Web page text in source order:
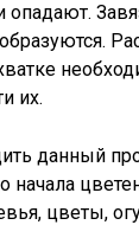
опадают.
их.
данный
начала
цветы,